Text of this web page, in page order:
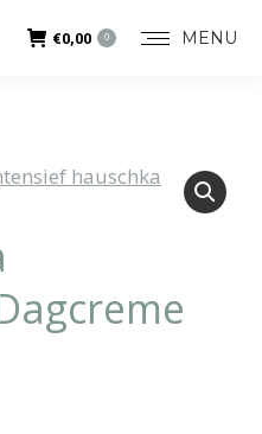
MENU
€0,00 0